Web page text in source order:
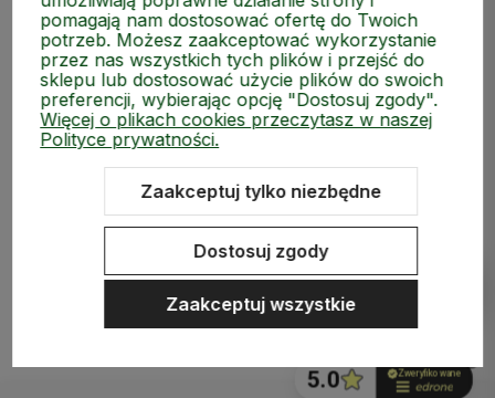
Zapisz się do naszego Newslettera i zgarnij kod
polityce prywatności
pomagają nam dostosować ofertę do Twoich
potrzeb. Możesz zaakceptować wykorzystanie
przez nas wszystkich tych plików i przejść do
sklepu lub dostosować użycie plików do swoich
preferencji, wybierając opcję "Dostosuj zgody".
Więcej o plikach cookies przeczytasz w naszej
Polityce prywatności.
Zaakceptuj tylko niezbędne
Dostosuj zgody
Zaakceptuj wszystkie